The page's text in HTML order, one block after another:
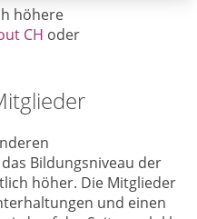
höhere
CH oder
Bildungsniveau der
höher. Die Mitglieder
und einen